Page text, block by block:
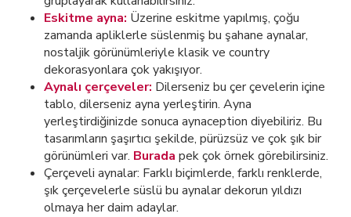
Eskitme ayna: Üzerine eskitme yapılmış, çoğu
zamanda apliklerle süslenmiş bu şahane aynalar,
nostaljik görünümleriyle klasik ve country
dekorasyonlara çok yakışıyor.
Aynalı çerçeveler: Dilerseniz bu çer çevelerin içine
tablo, dilerseniz ayna yerleştirin. Ayna
yerleştirdiğinizde sonuca aynaception diyebiliriz. Bu
tasarımların şaşırtıcı şekilde, pürüzsüz ve çok şık bir
görünümleri var. Burada pek çok örnek görebilirsiniz.
Çerçeveli aynalar: Farklı biçimlerde, farklı renklerde,
şık çerçevelerle süslü bu aynalar dekorun yıldızı
olmaya her daim adaylar.